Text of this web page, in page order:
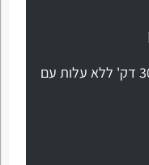
צרו קשר לתיאום שיחת ייעוץ של 30 דק' ללא עלות עם